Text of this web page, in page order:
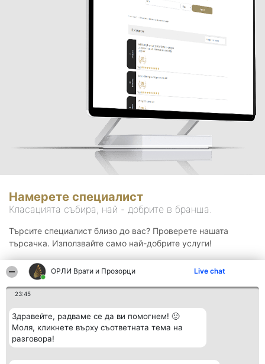
ОРЛИ Врати и Прозорци Live chat
23:45
Здравейте, радваме се да ви помогнем! 🙂
Моля, кликнете върху съответната тема на
разговора!
Намерете специалист
Класацията събира, най - добрите в бранша.
Търсите специалист близо до вас? Проверете нашата
търсачка. Използвайте само най-добрите услуги!